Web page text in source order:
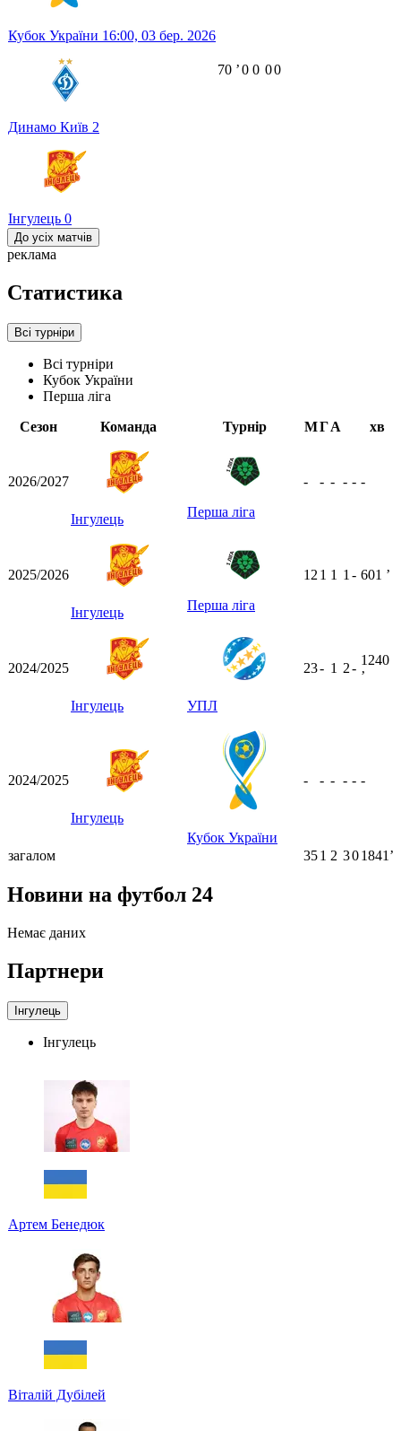
Кубок України 16:00, 03 бер. 2026
Динамо Київ 2
Інгулець 0
70 ʼ0 0 00
До усіх матчів
реклама
Статистика
Всі турніри
Всі турніри
Кубок України
Перша ліга
Сезон
Команда Турнір МГА хв
2026/2027
Інгулець Перша ліга
- - - - - -
2025/2026
Інгулець Перша ліга
12 1 1 1 - 601 ʼ
2024/2025
Інгулець УПЛ
23- 1 2-
1240
ʼ
2024/2025
Інгулець
Кубок України
- - - - - -
загалом 351 2 301841ʼ
Новини на футбол 24
Немає даних
Партнери
Інгулець
Інгулець
Артем Бенедюк
Віталій Дубілей